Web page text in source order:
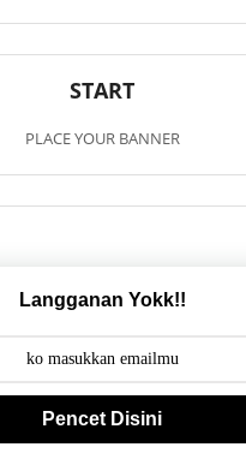
START
PLACE YOUR BANNER
Langganan Yokk!!
Pencet Disini